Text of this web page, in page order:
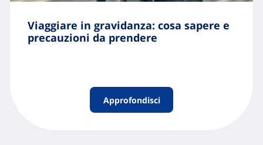
Viaggiare in gravidanza: cosa sapere e
precauzioni da prendere
Approfondisci